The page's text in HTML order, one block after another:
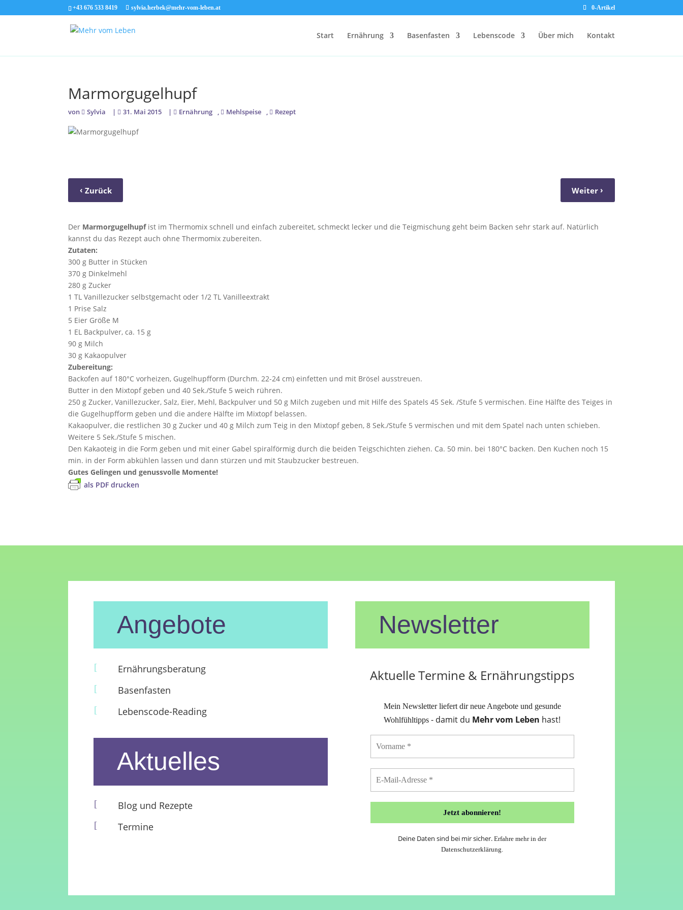
+43 676 533 8419 sylvia.herbek@mehr-vom-leben.at 0-Artikel
Start Ernährung Basenfasten Lebenscode Über mich Kontakt
Marmorgugelhupf
von Sylvia | 31. Mai 2015 | Ernährung , Mehlspeise , Rezept
‹ Zurück Weiter ›
Der Marmorgugelhupfist im Thermomix schnell und einfach zubereitet, schmeckt lecker und die Teigmischung geht beim Backen sehr stark auf. Natürlich
kannst du das Rezept auch ohne Thermomix zubereiten.
Zutaten:
300 g Butter in Stücken
370 g Dinkelmehl
280 g Zucker
1 TL Vanillezucker selbstgemacht oder 1/2 TL Vanilleextrakt
1 Prise Salz
5 Eier Größe M
1 EL Backpulver, ca. 15 g
90 g Milch
30 g Kakaopulver
Zubereitung:
Backofen auf 180°C vorheizen, Gugelhupfform (Durchm. 22-24 cm) einfetten und mit Brösel ausstreuen.
Butter in den Mixtopf geben und 40 Sek./Stufe 5 weich rühren.
250 g Zucker, Vanillezucker, Salz, Eier, Mehl, Backpulver und 50 g Milch zugeben und mit Hilfe des Spatels 45 Sek. /Stufe 5 vermischen. Eine Hälfte des Teiges in
die Gugelhupfform geben und die andere Hälfte im Mixtopf belassen.
Kakaopulver, die restlichen 30 g Zucker und 40 g Milch zum Teig in den Mixtopf geben, 8 Sek./Stufe 5 vermischen und mit dem Spatel nach unten schieben.
Weitere 5 Sek./Stufe 5 mischen.
Den Kakaoteig in die Form geben und mit einer Gabel spiralförmig durch die beiden Teigschichten ziehen. Ca. 50 min. bei 180°C backen. Den Kuchen noch 15
min. in der Form abkühlen lassen und dann stürzen und mit Staubzucker bestreuen.
Gutes Gelingen und genussvolle Momente!
als PDF drucken
Angebote
[ Ernährungsberatung
[ Basenfasten
[ Lebenscode-Reading
Aktuelles
[ Blog und Rezepte
[ Termine
Newsletter
Aktuelle Termine & Ernährungstipps
Mein Newsletter liefert dir neue Angebote und gesunde
Wohlfühltipps - damit du Mehr vom Leben hast!
Deine Daten sind bei mir sicher.Erfahre mehr in der
Datenschutzerklärung.